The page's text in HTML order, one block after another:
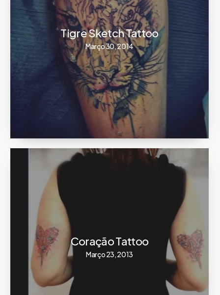
Tigre Sketch Tattoo
Março 30, 2014
Coração Tattoo
Março 23, 2013